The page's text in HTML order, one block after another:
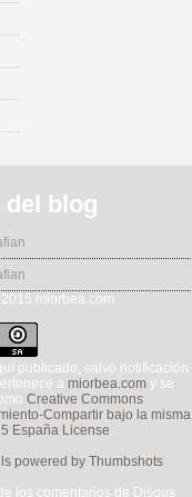
del blog
miorbea.com
publicado, salvo notificación
a miorbea.com y se
Creative Commons
Compartir bajo la misma
España License.
powered by Thumbshots
los comentarios de Disqus